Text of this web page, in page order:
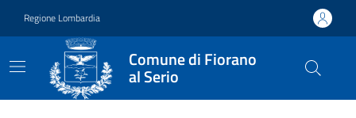
Regione Lombardia
Comune di Fiorano
al Serio